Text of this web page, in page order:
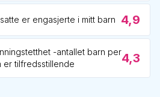
er engasjerte i mitt barn 4,9
-antallet barn per
er tilfredsstillende
4,3